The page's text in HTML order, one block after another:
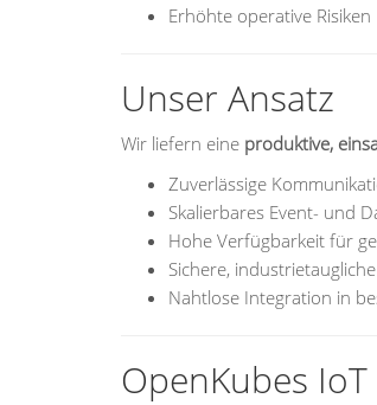
Erhöhte operative Risiken
Unser Ansatz
Wir liefern eine produktive,
Zuverlässige
Skalierbares Event- und
Hohe Verfügbarkeit für
Sichere,
Nahtlose Integration in
OpenKubes